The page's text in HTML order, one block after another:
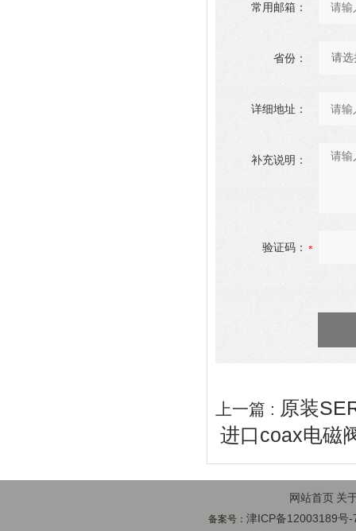
常用邮箱：
省份：
详细地址：
补充说明：
验证码：
上一篇 : 原装
进口coax电磁
网站首页 关
备案号：津ICP备12003189号-